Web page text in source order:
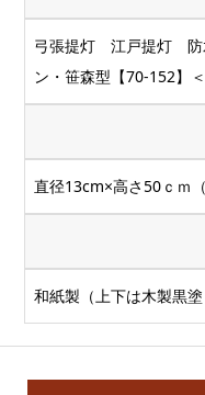
弓張提灯 江戸提灯 防
ン・笹森型【70-152】
直径13cm×高さ50ｃｍ（
和紙製（上下は木製黒